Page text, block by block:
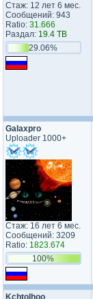
Стаж: 12 лет 6 мес.
Сообщений: 943
Ratio: 31.666
Раздал: 19.4 TB
29.06%
Galaxpro
Uploader 1000+
Стаж: 16 лет 6 мес.
Сообщений: 3209
Ratio: 1823.674
100%
Kchtolhoo